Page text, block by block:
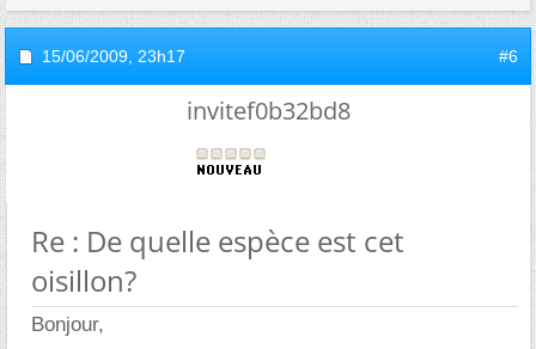
15/06/2009, 23h17 #6
invitef0b32bd8
Re : De quelle espèce est cet
oisillon?
Bonjour,